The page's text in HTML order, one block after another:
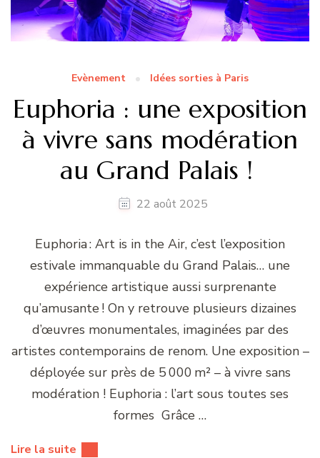
Evènement Idées sorties à Paris
Euphoria : une exposition
à vivre sans modération
au Grand Palais !
22 août 2025
Euphoria : Art is in the Air, c’est l’exposition
estivale immanquable du Grand Palais… une
expérience artistique aussi surprenante
qu’amusante ! On y retrouve plusieurs dizaines
d’œuvres monumentales, imaginées par des
artistes contemporains de renom. Une exposition –
déployée sur près de 5 000 m² – à vivre sans
modération ! Euphoria : l’art sous toutes ses
formes Grâce …
Lire la suite